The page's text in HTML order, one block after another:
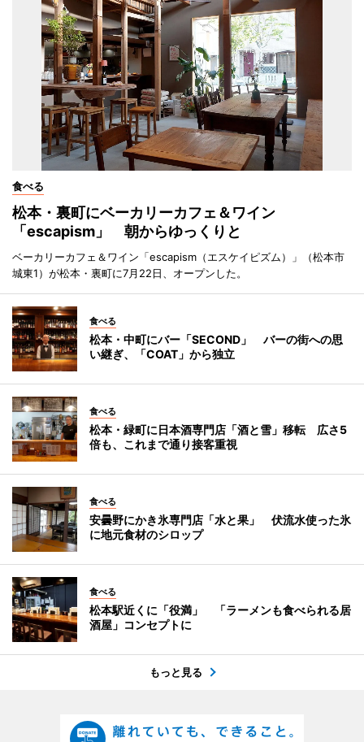
食べる
松本・裏町にベーカリーカフェ＆ワイン
「escapism」 朝からゆっくりと
ベーカリーカフェ＆ワイン「escapism（エスケイピズム）」（松本市
城東1）が松本・裏町に7月22日、オープンした。
食べる
松本・中町にバー「SECOND」 バーの街への思
い継ぎ、「COAT」から独立
食べる
松本・緑町に日本酒専門店「酒と雪」移転 広さ5
倍も、これまで通り接客重視
食べる
安曇野にかき氷専門店「水と果」 伏流水使った氷
に地元食材のシロップ
食べる
松本駅近くに「役満」 「ラーメンも食べられる居
酒屋」コンセプトに
もっと見る